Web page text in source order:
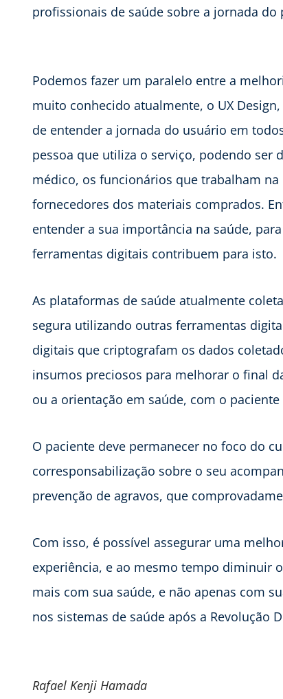
profissionais de saúde sobre a jornada
Podemos fazer um paralelo entre a
muito conhecido atualmente, o UX
de entender a jornada do usuário em
pessoa que utiliza o serviço, podendo ser
médico, os funcionários que trabalham
fornecedores dos materiais comprados.
entender a sua importância na saúde,
ferramentas digitais contribuem para isto.
As plataformas de saúde atualmente
segura utilizando outras ferramentas
digitais que criptografam os dados
insumos preciosos para melhorar o final
ou a orientação em saúde, com o
O paciente deve permanecer no foco do
corresponsabilização sobre o seu
prevenção de agravos, que
Com isso, é possível assegurar uma
experiência, e ao mesmo tempo diminuir
mais com sua saúde, e não apenas com
nos sistemas de saúde após a Revolução
Rafael Kenji Hamada